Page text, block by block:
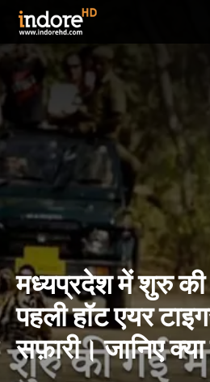
मध्यप्रदेश में शुरु की
पहली हॉट एयर
सफ़ारी। जानिए